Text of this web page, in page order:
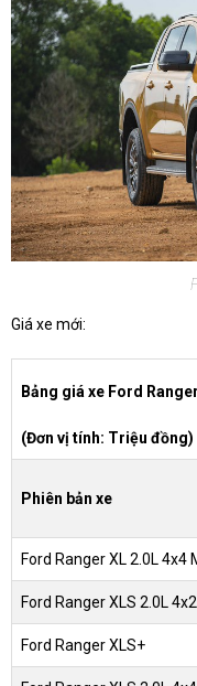
Giá xe mới:
Bảng giá xe Ford
(Đơn vị tính: Triệu đồng)
Phiên bản xe
Ford Ranger XL 2.0L 4x4
Ford Ranger XLS 2.0L
Ford Ranger XLS+